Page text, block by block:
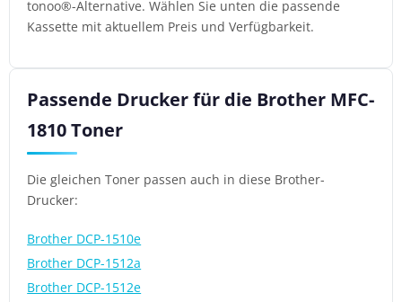
tonoo®-Alternative. Wählen Sie unten die passende
Kassette mit aktuellem Preis und Verfügbarkeit.
Passende Drucker für die Brother MFC-
1810 Toner
Die gleichen Toner passen auch in diese Brother-
Drucker:
Brother DCP-1510e
Brother DCP-1512a
Brother DCP-1512e